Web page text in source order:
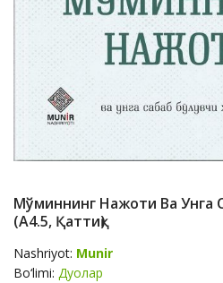
Мўминнинг Нажоти Ва Унга
(А4.5, Қаттиқ)
Nashriyot: Munir
Bo‘limi: Дуолар